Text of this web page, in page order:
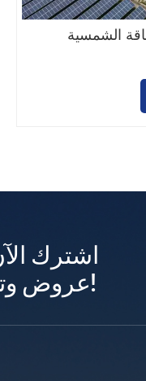
الشمسية
اشترك
عروض وتحديثات حصرية!